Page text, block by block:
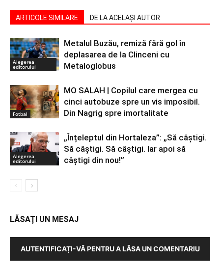
ARTICOLE SIMILARE DE LA ACELAȘI AUTOR
Alegerea
editorului
Metalul Buzău, remiză fără gol în
deplasarea de la Clinceni cu
Metaloglobus
Fotbal
MO SALAH | Copilul care mergea cu
cinci autobuze spre un vis imposibil.
Din Nagrig spre imortalitate
Alegerea
editorului
„Înțeleptul din Hortaleza”: „Să câștigi.
Să câștigi. Să câștigi. Iar apoi să
câștigi din nou!”
LĂSAȚI UN MESAJ
AUTENTIFICAȚI-VĂ PENTRU A LĂSA UN COMENTARIU